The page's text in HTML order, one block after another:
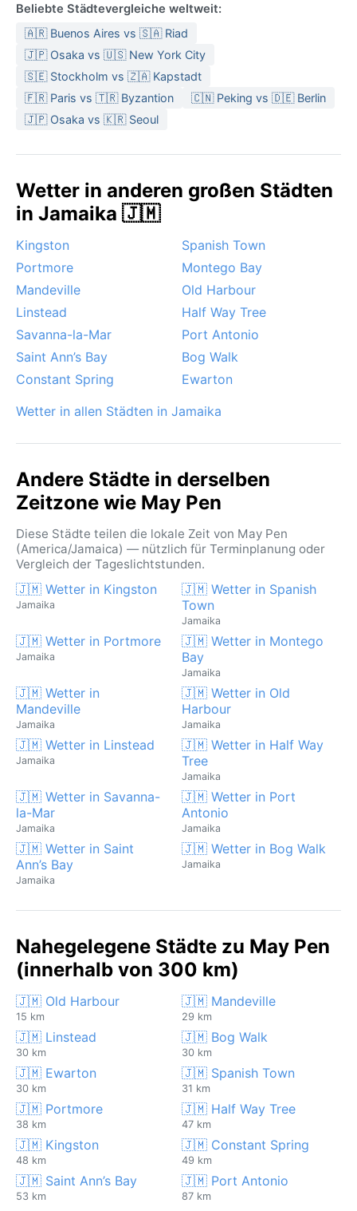
30 °C und heftigen, kurzen Regengüssen. Der meiste
Niederschlag fällt im Oktober; die relative
Luftfeuchtigkeit liegt ganzjährig zwischen 70 und 85
Prozent. Die Wintermonate Dezember bis Februar
sind deutlich trockener und etwas kühler (25–28 °C),
mit angenehmen Brisen. Wer packt, sollte leichte
Baumwollkleidung, einen Regenschutz, Sonnenschutz
nach Regenfällen.
Die beste Reisezeit wettermäßig ist die
Regen, niedrigere Luftfeuchtigkeit und viel
Sonnenschein. Ein besonderes Wetterphänomen ist
die Hurrikansaison, die offiziell von Juni bis
November dauert. May Pen liegt zwar im
Landesinneren, aber schwere tropische Stürme
können auch hier Überschwemmungen und starke
Winde bringen. Andere Phänomene wie Monsun oder
Sirocco gibt es nicht; Schnee ist undenkbar.
Gelegentlich zieht dichter Morgennebel durch die
jamaikanische Gelassenheit ohne Regenstress
Beliebte Städtevergleiche weltweit:
🇦🇷 Buenos Aires vs 🇸🇦 Riad
🇯🇵 Osaka vs 🇺🇸 New York City
🇸🇪 Stockholm vs 🇿🇦 Kapstadt
🇫🇷 Paris vs 🇹🇷 Byzantion
🇨🇳 Peking vs 🇩🇪 Berlin
🇯🇵 Osaka vs 🇰🇷 Seoul
Wetter in anderen großen Städten
in Jamaika 🇯🇲
Kingston
Spanish Town
Portmore
Montego Bay
Mandeville
Old Harbour
Linstead
Half Way Tree
Savanna-la-Mar
Port Antonio
Saint Ann’s Bay
Bog Walk
Constant Spring
Ewarton
Wetter in allen Städten in Jamaika
Andere Städte in derselben
Zeitzone wie May Pen
Diese Städte teilen die lokale Zeit von May Pen
(America/Jamaica) — nützlich für Terminplanung oder
Vergleich der Tageslichtstunden.
🇯🇲 Wetter in Kingston
Jamaika
🇯🇲 Wetter in Spanish
Town
Jamaika
🇯🇲 Wetter in Portmore
Jamaika
🇯🇲 Wetter in Montego
Bay
Jamaika
🇯🇲 Wetter in
Mandeville
Jamaika
🇯🇲 Wetter in Old
Harbour
Jamaika
🇯🇲 Wetter in Linstead
Jamaika
🇯🇲 Wetter in Half Way
Tree
Jamaika
🇯🇲 Wetter in Savanna-
la-Mar
Jamaika
🇯🇲 Wetter in Port
Antonio
Jamaika
🇯🇲 Wetter in Saint
Ann’s Bay
Jamaika
🇯🇲 Wetter in Bog Walk
Jamaika
Nahegelegene Städte zu May Pen
(innerhalb von 300 km)
🇯🇲 Old Harbour
15 km
🇯🇲 Mandeville
29 km
🇯🇲 Linstead
30 km
🇯🇲 Bog Walk
30 km
🇯🇲 Ewarton
30 km
🇯🇲 Spanish Town
31 km
🇯🇲 Portmore
38 km
🇯🇲 Half Way Tree
47 km
🇯🇲 Kingston
48 km
🇯🇲 Constant Spring
49 km
🇯🇲 Saint Ann’s Bay
53 km
🇯🇲 Port Antonio
87 km